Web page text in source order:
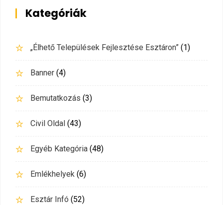
Kategóriák
„Élhető Települések Fejlesztése Esztáron” (1)
Banner (4)
Bemutatkozás (3)
Civil Oldal (43)
Egyéb Kategória (48)
Emlékhelyek (6)
Esztár Infó (52)